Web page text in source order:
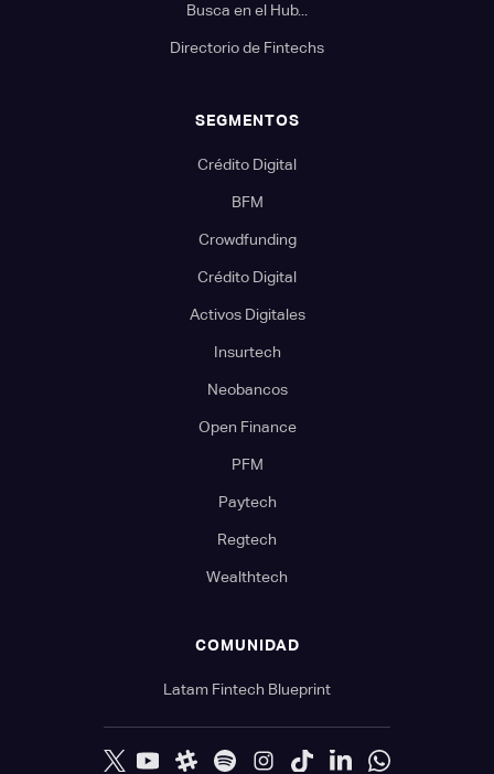
Busca en el Hub...
Directorio de Fintechs
SEGMENTOS
Crédito Digital
BFM
Crowdfunding
Crédito Digital
Activos Digitales
Insurtech
Neobancos
Open Finance
PFM
Paytech
Regtech
Wealthtech
COMUNIDAD
Latam Fintech Blueprint